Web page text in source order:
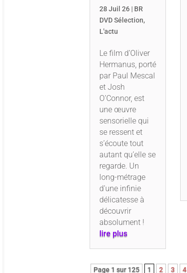
28 Juil 26| BR
DVD Sélection,
L'actu
Le film d’Oliver
Hermanus, porté
par Paul Mescal
et Josh
O’Connor, est
une œuvre
sensorielle qui
se ressent et
s’écoute tout
autant qu’elle se
regarde. Un
long-métrage
d’une infinie
délicatesse à
découvrir
absolument !
lire plus
Page 1 sur 125 1 2 3 4